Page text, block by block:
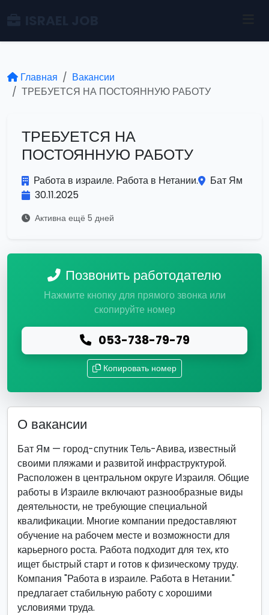
Главная
Вакансии
ТРЕБУЕТСЯ НА ПОСТОЯННУЮ РАБОТУ
ТРЕБУЕТСЯ НА
ПОСТОЯННУЮ РАБОТУ
Работа в израиле. Работа в Нетании.
Бат Ям
30.11.2025
Активна ещё 5 дней
Позвонить работодателю
Нажмите кнопку для прямого звонка или
скопируйте номер
053-738-79-79
Копировать номер
О вакансии
Бат Ям — город-спутник Тель-Авива, известный
своими пляжами и развитой инфраструктурой.
Расположен в центральном округе Израиля. Общие
работы в Израиле включают разнообразные виды
деятельности, не требующие специальной
квалификации. Многие компании предоставляют
обучение на рабочем месте и возможности для
карьерного роста. Работа подходит для тех, кто
ищет быстрый старт и готов к физическому труду.
Компания "Работа в израиле. Работа в Нетании."
предлагает стабильную работу с хорошими
условиями труда.